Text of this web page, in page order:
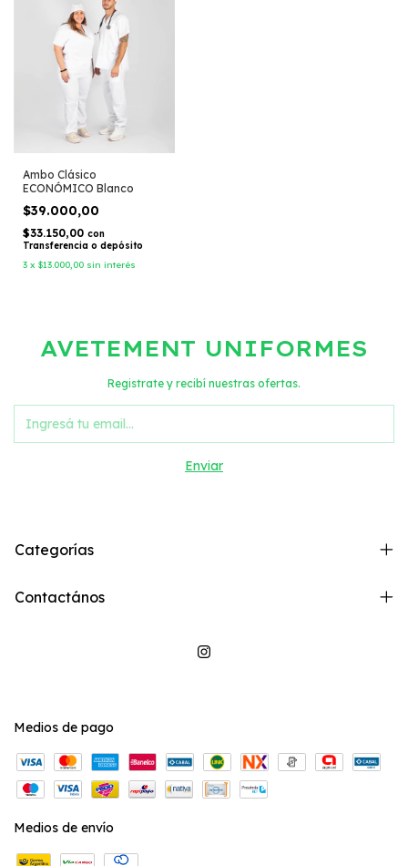
Ambo Clásico
ECONÓMICO Blanco
$39.000,00
$33.150,00 con
Transferencia o depósito
3 x $13.000,00 sin interés
AVETEMENT UNIFORMES
Registrate y recibí nuestras ofertas.
Categorías
Contactános
Medios de pago
Medios de envío